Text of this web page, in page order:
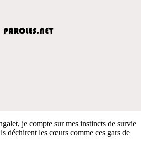
je compte sur mes instincts de survie
déchirent les cœurs comme ces gars de